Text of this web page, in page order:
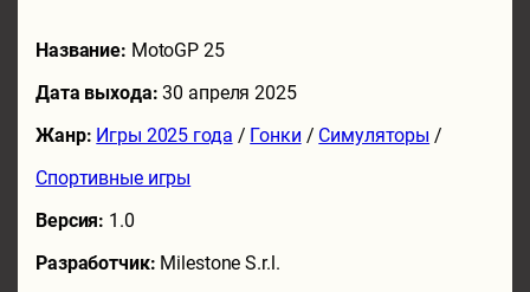
Название: MotoGP 25
Дата выхода:30 апреля 2025
Жанр: Игры 2025 года / Гонки / Симуляторы /
Спортивные игры
Версия: 1.0
Разработчик: Milestone S.r.l.